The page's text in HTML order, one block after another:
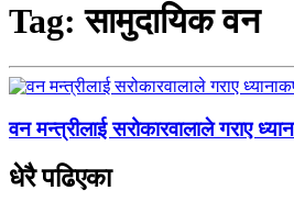
Tag:सामुदायिक वन
वन मन्त्रीलाई सरोकारवालाले गराए
धेरै पढिएका